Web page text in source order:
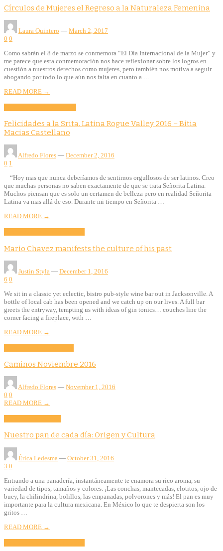
Círculos de Mujeres el Regreso a la Naturaleza Femenina
Laura Quintero — March 2, 2017
0 0
Como sabrán el 8 de marzo se conmemora “El Día Internacional de la Mujer” y
me parece que esta conmemoración nos hace reflexionar sobre los logros en
cuestión a nuestros derechos como mujeres, pero también nos motiva a seguir
abogando por todo lo que aún nos falta en cuanto a …
READ MORE →
Felicidades a la Srita. Latina Rogue Valley 2016 – Bitia
Macias Castellano
Alfredo Flores — December 2, 2016
0 1
“Hoy mas que nunca deberíamos de sentirnos orgullosos de ser latinos. Creo
que muchas personas no saben exactamente de que se trata Señorita Latina.
Muchos piensan que es solo un certamen de belleza pero en realidad Señorita
Latina va mas allá de eso. Durante mi tiempo en Señorita …
READ MORE →
Mario Chavez manifests the culture of his past
Justin Styla — December 1, 2016
6 0
We sit in a classic yet eclectic, bistro pub-style wine bar out in Jacksonville. A
bottle of local cab has been opened and we catch up on our lives. A full bar
greets the entryway, tempting us with ideas of gin tonics… couches line the
corner facing a fireplace, with …
READ MORE →
Caminos Noviembre 2016
Alfredo Flores — November 1, 2016
0 0
READ MORE →
Nuestro pan de cada día: Origen y Cultura
Érica Ledesma — October 31, 2016
3 0
Entrando a una panadería, instantáneamente te enamora su rico aroma, su
variedad de tipos, tamaños y colores. ¡Las conchas, mantecadas, elotitos, ojo de
buey, la chilindrina, bolillos, las empanadas, polvorones y más! El pan es muy
importante para la cultura mexicana. En México lo que te despierta son los
gritos …
READ MORE →